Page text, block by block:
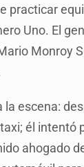
practicar
Uno. El
Monroy
escena:
él intentó
ahogado